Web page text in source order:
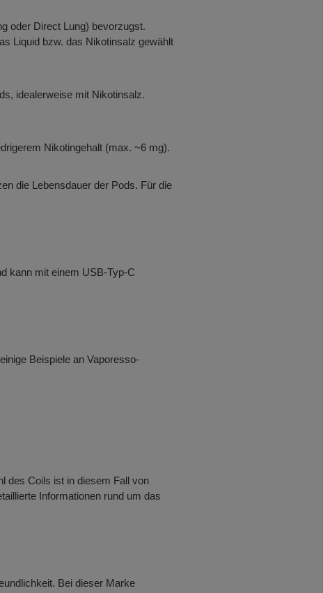
oder Direct Lung) bevorzugst.
Liquid bzw. das Nikotinsalz gewählt
idealerweise mit Nikotinsalz.
Nikotingehalt (max. ~6 mg).
die Lebensdauer der Pods. Für die
kann mit einem USB-Typ-C
Beispiele an Vaporesso-
des Coils ist in diesem Fall von
Informationen rund um das
Bei dieser Marke